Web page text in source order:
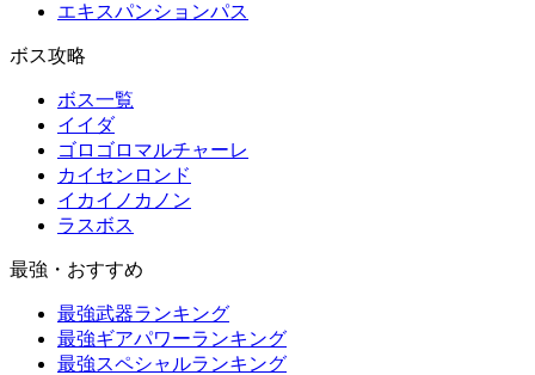
エキスパンションパス
ボス攻略
ボス一覧
イイダ
ゴロゴロマルチャーレ
カイセンロンド
イカイノカノン
ラスボス
最強・おすすめ
最強武器ランキング
最強ギアパワーランキング
最強スペシャルランキング